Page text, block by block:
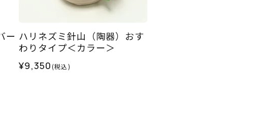
ー ハリネズミ針山（陶器）おす
わりタイプ＜カラー＞
¥9,350(税込)